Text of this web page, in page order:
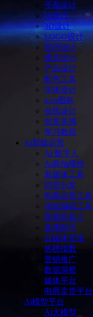
平面设计
Ui设计
3D设计
LOGO设计
室内设计
建筑设计
产品设计
配色工具
字体设计
icon图标
在线设计
创意灵感
学习教程
Ai新媒运营
Ai 数字人
Ai商拍模特
新媒体工具
内容分发
电商运营工具
排版编辑工具
客服机器人
直播助手
自媒体变现
热榜指数
营销推广
数据洞察
媒体平台
电商卖货平台
Ai模型平台
Ai大模型